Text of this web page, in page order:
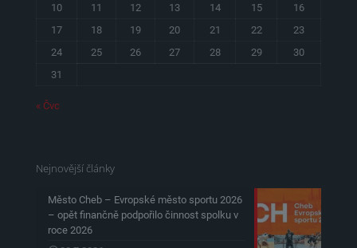
10
11 12 13 14 15
16
17
18 19 20 21 22
23
24
25 26 27 28 29
30
31
« Čvc
Nejnovější články
Město Cheb – Evropské město sportu 2026
– opět finančně podpořilo činnost spolku v
roce 2026